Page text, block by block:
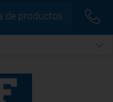
de productos